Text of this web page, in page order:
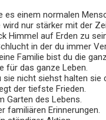
es einem normalen
nur stärker mit der
Himmel auf Erden zu
in der du immer
Familie bist du die
für das ganze Leben.
nicht siehst halten sie
der tiefste Frieden.
Garten des Lebens.
familiären Erinnerungen.